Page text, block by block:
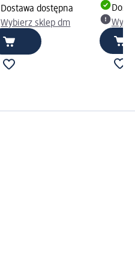
Dostawa dostępna
Wybierz sklep dm